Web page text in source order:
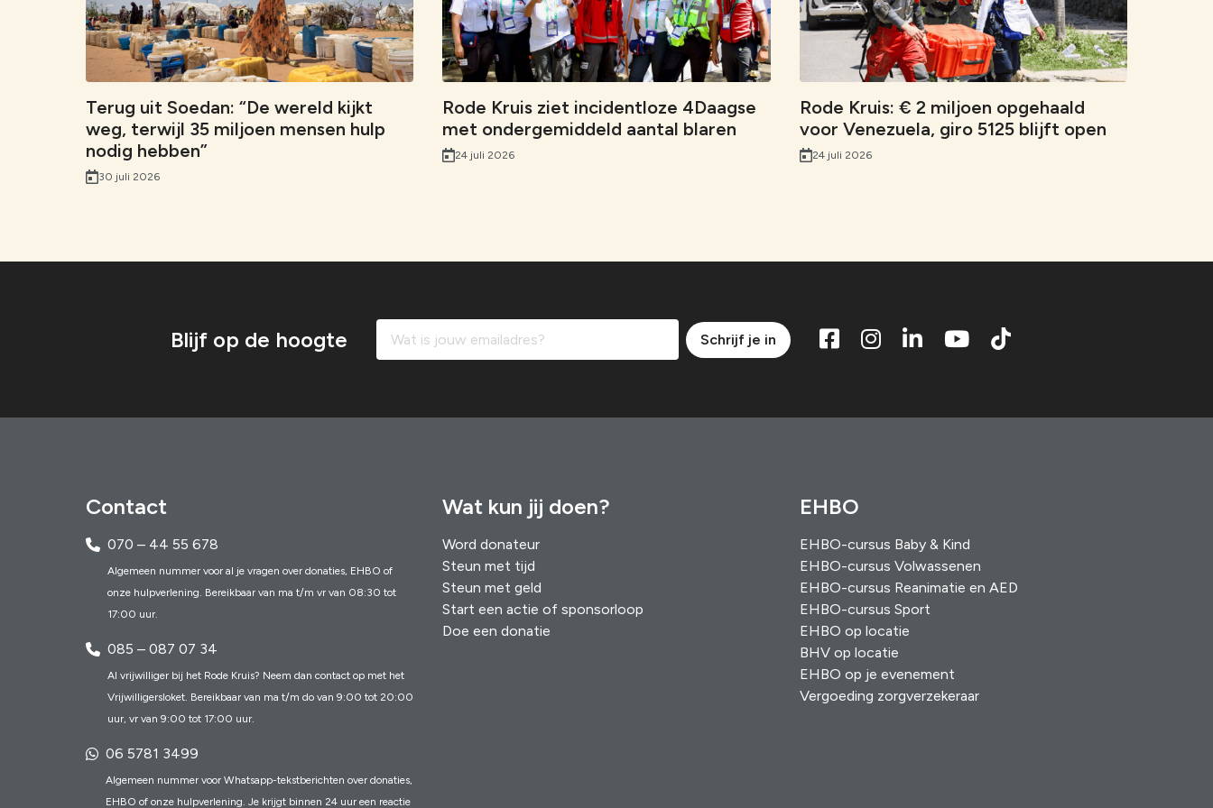
o
k
I
n
p
p
Terug uit Soedan: “De wereld kijkt
weg, terwijl 35 miljoen mensen hulp
nodig hebben”
30 juli 2026
Rode Kruis ziet incidentloze 4Daagse
met ondergemiddeld aantal blaren
24 juli 2026
Rode Kruis: € 2 miljoen opgehaald
voor Venezuela, giro 5125 blijft open
24 juli 2026
Blijf op de hoogte Schrijf je in
Contact
070 – 44 55 678
Algemeen nummer voor al je vragen over donaties, EHBO of
onze hulpverlening. Bereikbaar van ma t/m vr van 08:30 tot
17:00 uur.
085 – 087 07 34
Al vrijwilliger bij het Rode Kruis? Neem dan contact op met het
Vrijwilligersloket. Bereikbaar van ma t/m do van 9:00 tot 20:00
uur, vr van 9:00 tot 17:00 uur.
06 5781 3499
Algemeen nummer voor Whatsapp-tekstberichten over donaties,
EHBO of onze hulpverlening. Je krijgt binnen 24 uur een reactie
Wat kun jij doen?
Word donateur
Steun met tijd
Steun met geld
Start een actie of sponsorloop
Doe een donatie
EHBO
EHBO-cursus Baby & Kind
EHBO-cursus Volwassenen
EHBO-cursus Reanimatie en AED
EHBO-cursus Sport
EHBO op locatie
BHV op locatie
EHBO op je evenement
Vergoeding zorgverzekeraar